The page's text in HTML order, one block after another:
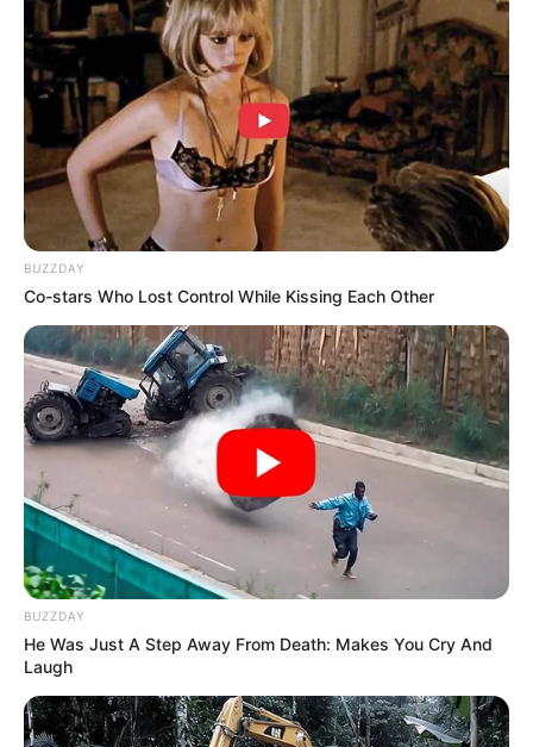
BUZZDAY
Co-stars Who Lost Control While Kissing Each Other
BUZZDAY
He Was Just A Step Away From Death: Makes You Cry And
Laugh